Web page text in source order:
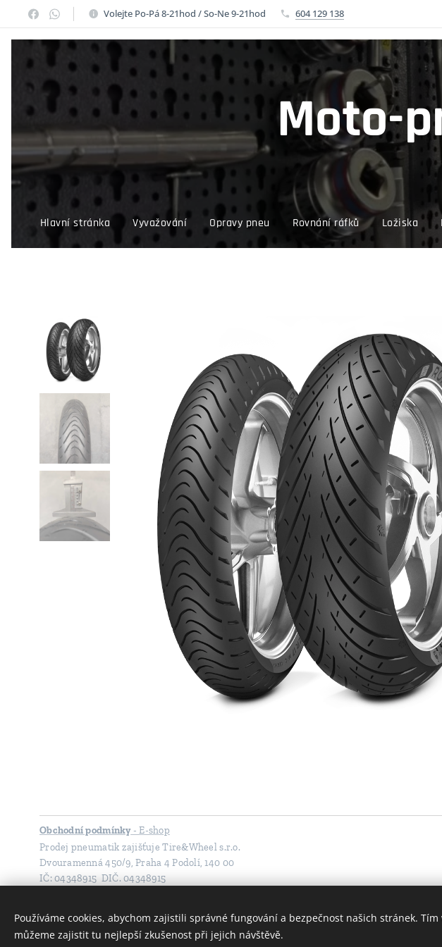
Volejte Po-Pá 8-21hod / So-Ne 9-21hod 604 129 138
Moto-
Hlavní stránka Vyvažování Opravy pneu Rovnání ráfků Ložiska
Obchodní podmínky- E-shop
Prodej pneumatik zajišťuje Tire&Wheel s.r.o.
Dvouramenná 450/9, Praha 4 Podolí, 140 00
IČ: 04348915 DIČ. 04348915
Bankovní spojení: 8818214001/5500 (Raiffeisenbank)
Tel:604 129 138Mail:obchod@moto-pneuservis.cz
Používáme cookies, abychom zajistili správné fungování a bezpečnost našich stránek. Tím
můžeme zajistit tu nejlepší zkušenost při jejich návštěvě.